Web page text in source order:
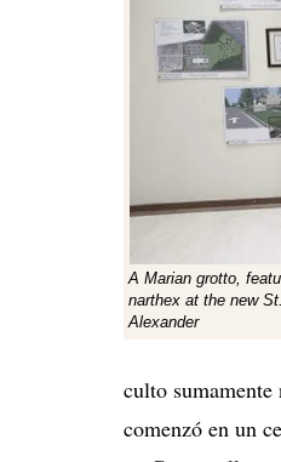
A Marian grotto,
narthex at the new
Alexander
culto
comenzó en un